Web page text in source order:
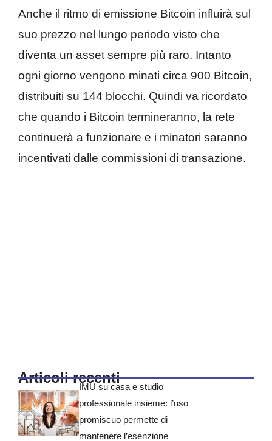
Anche il ritmo di emissione Bitcoin influirà sul
suo prezzo nel lungo periodo visto che
diventa un asset sempre più raro. Intanto
ogni giorno vengono minati circa 900 Bitcoin,
distribuiti su 144 blocchi. Quindi va ricordato
che quando i Bitcoin termineranno, la rete
continuerà a funzionare e i minatori saranno
incentivati dalle commissioni di transazione.
Articoli recenti
IMU su casa e studio
professionale insieme: l’uso
promiscuo permette di
mantenere l’esenzione